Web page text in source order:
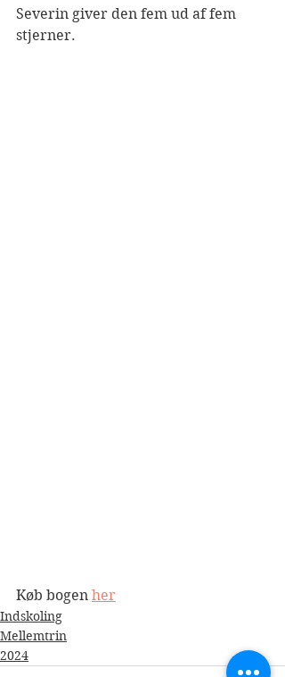
Severin giver den fem ud af fem
stjerner.
Køb bogen her
Indskoling
Mellemtrin
2024